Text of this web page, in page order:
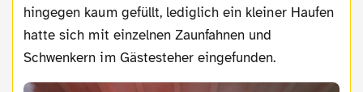
hingegen kaum gefüllt, lediglich ein kleiner Haufen
hatte sich mit einzelnen Zaunfahnen und
Schwenkern im Gästesteher eingefunden.